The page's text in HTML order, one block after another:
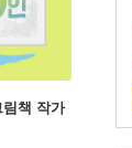
책 작가